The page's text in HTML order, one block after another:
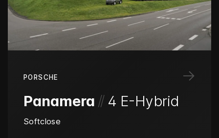
→
PORSCHE
Panamera // 4 E-Hybrid
Softclose